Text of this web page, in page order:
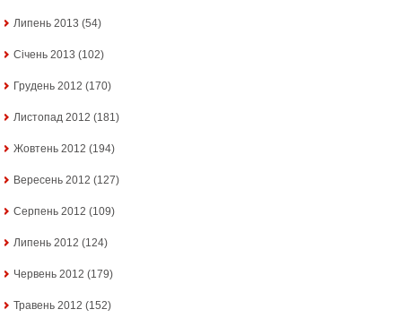
Липень 2013 (54)
Січень 2013 (102)
Грудень 2012 (170)
Листопад 2012 (181)
Жовтень 2012 (194)
Вересень 2012 (127)
Серпень 2012 (109)
Липень 2012 (124)
Червень 2012 (179)
Травень 2012 (152)